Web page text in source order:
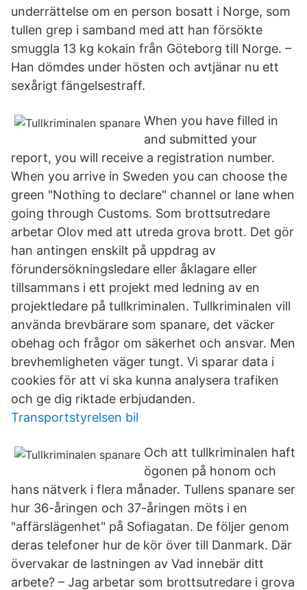
underrättelse om en person bosatt i Norge, som
tullen grep i samband med att han försökte
smuggla 13 kg kokain från Göteborg till Norge. –
Han dömdes under hösten och avtjänar nu ett
sexårigt fängelsestraff.
When you have filled in
and submitted your
report, you will receive a registration number.
When you arrive in Sweden you can choose the
green "Nothing to declare" channel or lane when
going through Customs. Som brottsutredare
arbetar Olov med att utreda grova brott. Det gör
han antingen enskilt på uppdrag av
förundersökningsledare eller åklagare eller
tillsammans i ett projekt med ledning av en
projektledare på tullkriminalen. Tullkriminalen vill
använda brevbärare som spanare, det väcker
obehag och frågor om säkerhet och ansvar. Men
brevhemligheten väger tungt. Vi sparar data i
cookies för att vi ska kunna analysera trafiken
och ge dig riktade erbjudanden.
Transportstyrelsen bil
Och att tullkriminalen haft
ögonen på honom och
hans nätverk i flera månader. Tullens spanare ser
hur 36-åringen och 37-åringen möts i en
"affärslägenhet" på Sofiagatan. De följer genom
deras telefoner hur de kör över till Danmark. Där
övervakar de lastningen av Vad innebär ditt
arbete? – Jag arbetar som brottsutredare i grova